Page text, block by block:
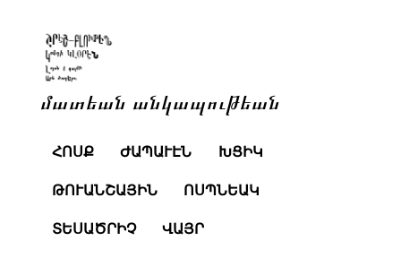
մատեան անկապութեան
ՀՈՍՔ ԺԱՊԱՒԷՆ ԽՑԻԿ
ԹՈՒԱՆՇԱՅԻՆ ՈՍՊՆԵԱԿ
ՏԵՍԱԾՐԻՉ ՎԱՅՐ